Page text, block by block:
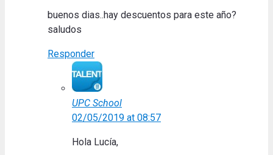
buenos dias..hay descuentos para este año?
saludos
Responder
UPC School
02/05/2019 at 08:57
Hola Lucía,